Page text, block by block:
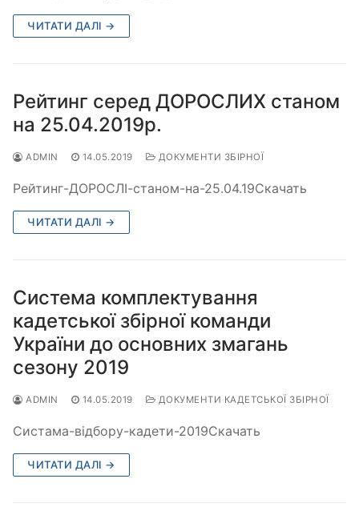
ЧИТАТИ ДАЛІ →
Рейтинг серед ДОРОСЛИХ станом
на 25.04.2019р.
ADMIN 14.05.2019 ДОКУМЕНТИ ЗБІРНОЇ
Рейтинг-ДОРОСЛІ-станом-на-25.04.19Скачать
ЧИТАТИ ДАЛІ →
Система комплектування
кадетської збірної команди
України до основних змагань
сезону 2019
ADMIN 14.05.2019 ДОКУМЕНТИ КАДЕТСЬКОЇ ЗБІРНОЇ
Систама-відбору-кадети-2019Скачать
ЧИТАТИ ДАЛІ →